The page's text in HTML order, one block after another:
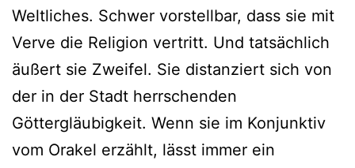
Weltliches. Schwer vorstellbar, dass sie mit
Verve die Religion vertritt. Und tatsächlich
äußert sie Zweifel. Sie distanziert sich von
der in der Stadt herrschenden
Göttergläubigkeit. Wenn sie im Konjunktiv
vom Orakel erzählt, lässt immer ein